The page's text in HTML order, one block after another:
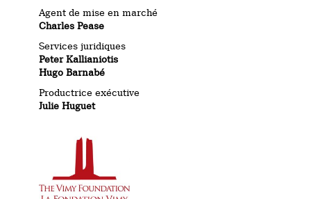
Agent de mise en marché
Charles Pease
Services juridiques
Peter Kallianiotis
Hugo Barnabé
Productrice exécutive
Julie Huguet